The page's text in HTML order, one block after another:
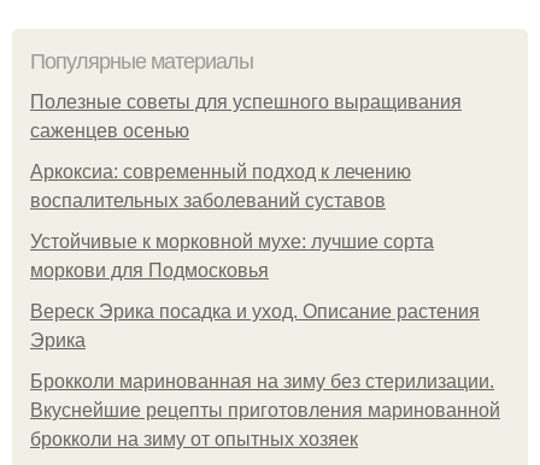
Популярные материалы
Полезные советы для успешного выращивания
саженцев осенью
Аркоксиа: современный подход к лечению
воспалительных заболеваний суставов
Устойчивые к морковной мухе: лучшие сорта
моркови для Подмосковья
Вереск Эрика посадка и уход. Описание растения
Эрика
Брокколи маринованная на зиму без стерилизации.
Вкуснейшие рецепты приготовления маринованной
брокколи на зиму от опытных хозяек